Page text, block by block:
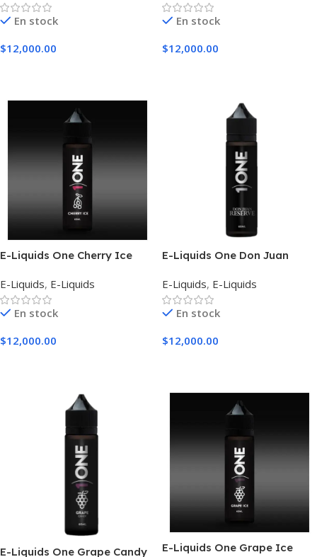
En stock
$12,000.00
En stock
$12,000.00
E-Liquids One Cherry Ice
E-Liquids, E-Liquids
En stock
$12,000.00
E-Liquids One Don Juan
E-Liquids, E-Liquids
En stock
$12,000.00
E-Liquids One Grape Candy E-Liquids One Grape Ice